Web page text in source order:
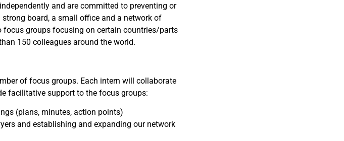
and are committed to preventing or
board, a small office and a network of
groups focusing on certain countries/parts
150 colleagues around the world.
of focus groups. Each intern will collaborate
facilitative support to the focus groups:
(plans, minutes, action points)
and establishing and expanding our network